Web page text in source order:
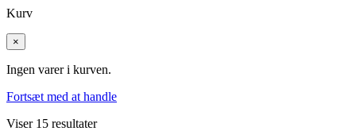
Kurv
×
Ingen varer i kurven.
Fortsæt med at handle
Viser 15 resultater